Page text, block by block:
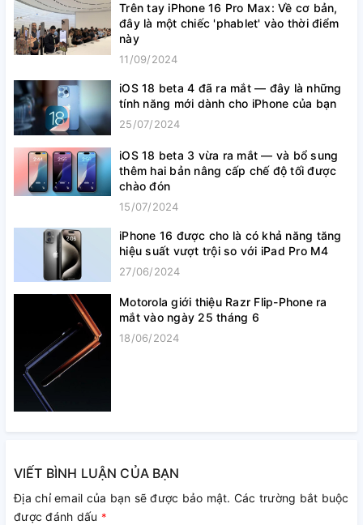
Trên tay iPhone 16 Pro Max: Về cơ bản,
đây là một chiếc 'phablet' vào thời điểm
này
11/09/2024
iOS 18 beta 4 đã ra mắt — đây là những
tính năng mới dành cho iPhone của bạn
25/07/2024
iOS 18 beta 3 vừa ra mắt — và bổ sung
thêm hai bản nâng cấp chế độ tối được
chào đón
15/07/2024
iPhone 16 được cho là có khả năng tăng
hiệu suất vượt trội so với iPad Pro M4
27/06/2024
Motorola giới thiệu Razr Flip-Phone ra
mắt vào ngày 25 tháng 6
18/06/2024
VIẾT BÌNH LUẬN CỦA BẠN
Địa chỉ email của bạn sẽ được bảo mật. Các trường bắt buộc
được đánh dấu *